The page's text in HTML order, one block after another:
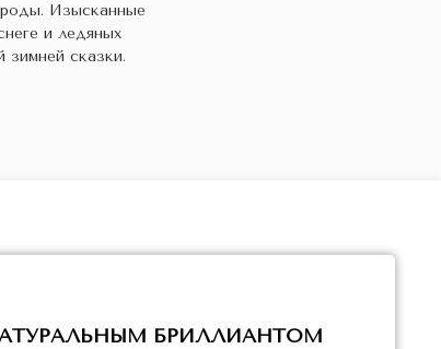
Изысканные
и ледяных
сказки.
БРИЛЛИАНТОМ